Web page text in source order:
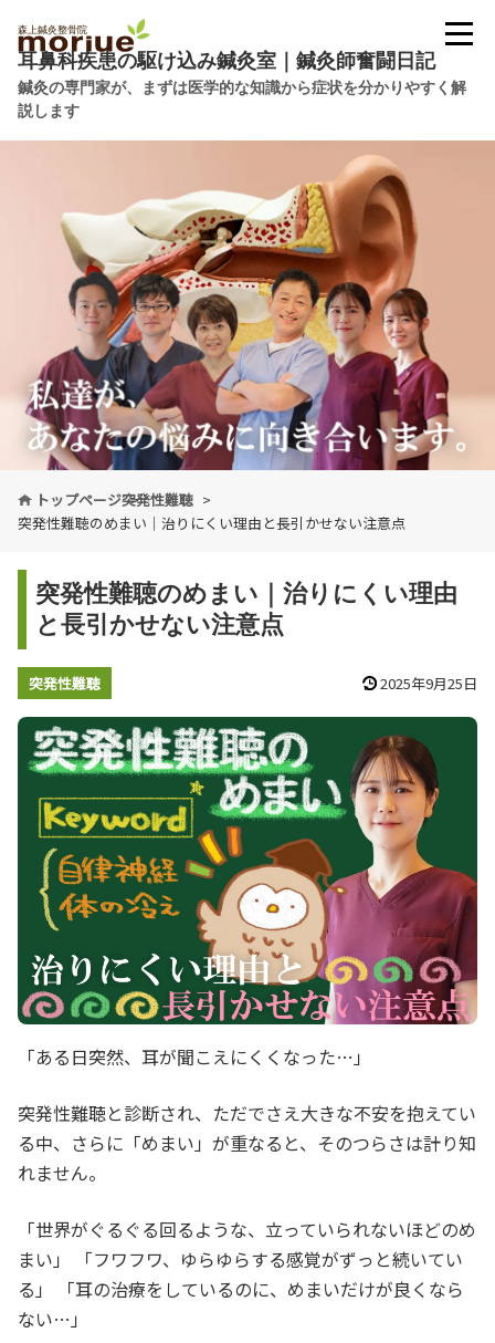
耳鼻科疾患の駆け込み鍼灸室｜鍼灸師奮闘日記
鍼灸の専門家が、まずは医学的な知識から症状を分かりやすく解
説します
トップページ突発性難聴
突発性難聴のめまい｜治りにくい理由と長引かせない注意点
突発性難聴のめまい｜治りにくい理由
と長引かせない注意点
突発性難聴 2025年9月25日
「ある日突然、耳が聞こえにくくなった…」
突発性難聴と診断され、ただでさえ大きな不安を抱えてい
る中、さらに「めまい」が重なると、そのつらさは計り知
れません。
「世界がぐるぐる回るような、立っていられないほどのめ
まい」 「フワフワ、ゆらゆらする感覚がずっと続いてい
る」 「耳の治療をしているのに、めまいだけが良くなら
ない…」